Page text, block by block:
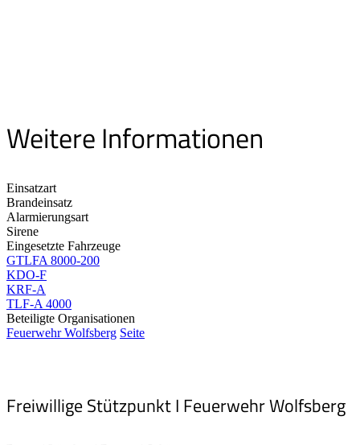
Weitere Informationen
Einsatzart
Brandeinsatz
Alarmierungsart
Sirene
Eingesetzte Fahrzeuge
GTLFA 8000-200
KDO-F
KRF-A
TLF-A 4000
Beteiligte Organisationen
Feuerwehr Wolfsberg Seite
Freiwillige Stützpunkt I Feuerwehr Wolfsberg